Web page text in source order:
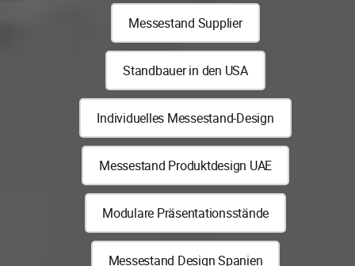
Messestand Supplier
Standbauer in den USA
Individuelles Messestand-Design
Messestand Produktdesign UAE
Modulare Präsentationsstände
Messestand Design Spanien